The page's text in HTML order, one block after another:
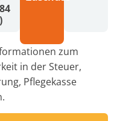
zum
in der Steuer,
Pflegekasse